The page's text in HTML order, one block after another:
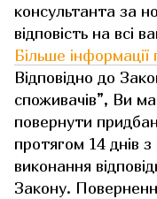
консультанта за
відповість на всі
Більше
Відповідно до
споживачів”, Ви
повернути
протягом 14 днів
виконання
Закону.